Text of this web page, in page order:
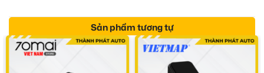
Sản phẩm tương tự